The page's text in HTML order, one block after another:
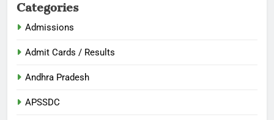
Admissions
Admit Cards / Results
Andhra Pradesh
APSSDC